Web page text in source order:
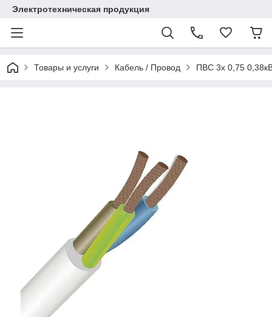
Электротехническая продукция
Товары и услуги Кабель / Провод ПВС 3х 0,75